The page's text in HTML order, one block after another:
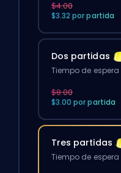
$4.00
$3.32 por partida
Dos partidas
Tiempo de
$8.00
$3.00 por partida
Tres partidas
Tiempo de